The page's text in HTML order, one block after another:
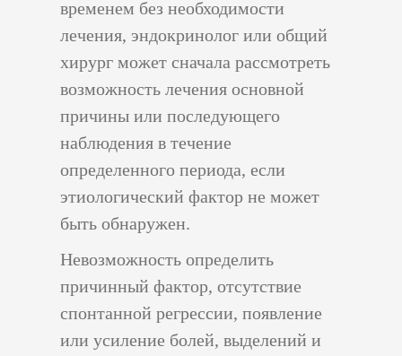
временем без необходимости
лечения, эндокринолог или общий
хирург может сначала рассмотреть
возможность лечения основной
причины или последующего
наблюдения в течение
определенного периода, если
этиологический фактор не может
быть обнаружен.
Невозможность определить
причинный фактор, отсутствие
спонтанной регрессии, появление
или усиление болей, выделений и